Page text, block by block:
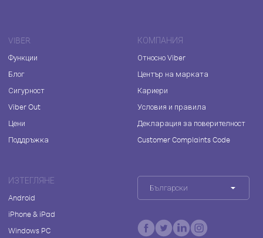
VIBER
Функции
Блог
Сигурност
Viber Out
Цени
Поддръжка
КОМПАНИЯ
Относно Viber
Център на марката
Кариери
Условия и правила
Декларация за поверителност
Customer Complaints Code
ИЗТЕГЛЯНЕ
Android
iPhone & iPad
Windows PC
Български